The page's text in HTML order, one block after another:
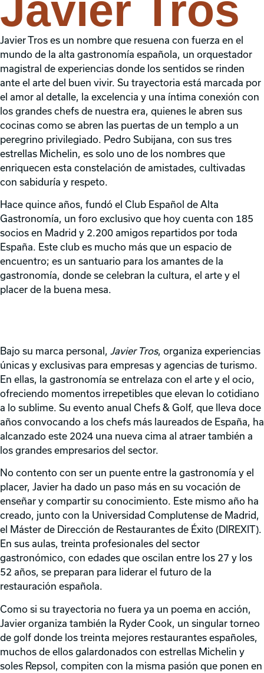
Javier Tros es un nombre que resuena con fuerza en el
mundo de la alta gastronomía española, un orquestador
magistral de experiencias donde los sentidos se rinden
ante el arte del buen vivir. Su trayectoria está marcada por
el amor al detalle, la excelencia y una íntima conexión con
los grandes chefs de nuestra era, quienes le abren sus
cocinas como se abren las puertas de un templo a un
peregrino privilegiado. Pedro Subijana, con sus tres
estrellas Michelin, es solo uno de los nombres que
enriquecen esta constelación de amistades, cultivadas
con sabiduría y respeto.
Hace quince años, fundó el Club Español de Alta
Gastronomía, un foro exclusivo que hoy cuenta con 185
socios en Madrid y 2.200 amigos repartidos por toda
España. Este club es mucho más que un espacio de
encuentro; es un santuario para los amantes de la
gastronomía, donde se celebran la cultura, el arte y el
placer de la buena mesa.
Bajo su marca personal, Javier Tros, organiza experiencias
únicas y exclusivas para empresas y agencias de turismo.
En ellas, la gastronomía se entrelaza con el arte y el ocio,
ofreciendo momentos irrepetibles que elevan lo cotidiano
a lo sublime. Su evento anual Chefs & Golf, que lleva doce
años convocando a los chefs más laureados de España, ha
alcanzado este 2024 una nueva cima al atraer también a
los grandes empresarios del sector.
No contento con ser un puente entre la gastronomía y el
placer, Javier ha dado un paso más en su vocación de
enseñar y compartir su conocimiento. Este mismo año ha
creado, junto con la Universidad Complutense de Madrid,
el Máster de Dirección de Restaurantes de Éxito (DIREXIT).
En sus aulas, treinta profesionales del sector
gastronómico, con edades que oscilan entre los 27 y los
52 años, se preparan para liderar el futuro de la
restauración española.
Como si su trayectoria no fuera ya un poema en acción,
Javier organiza también la Ryder Cook, un singular torneo
de golf donde los treinta mejores restaurantes españoles,
muchos de ellos galardonados con estrellas Michelin y
soles Repsol, compiten con la misma pasión que ponen en